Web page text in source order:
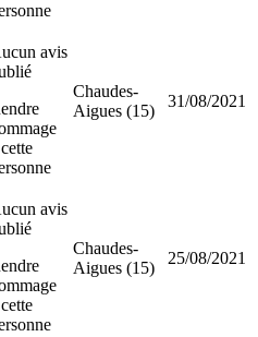
avis
Chaudes-
Aigues (15)
31/08/2021
avis
Chaudes-
Aigues (15)
25/08/2021